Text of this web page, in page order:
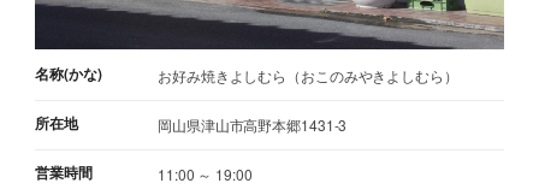
名称(かな) お好み焼きよしむら（おこのみやきよしむら）
所在地 岡山県津山市高野本郷1431-3
営業時間
11:00 ～ 19:00